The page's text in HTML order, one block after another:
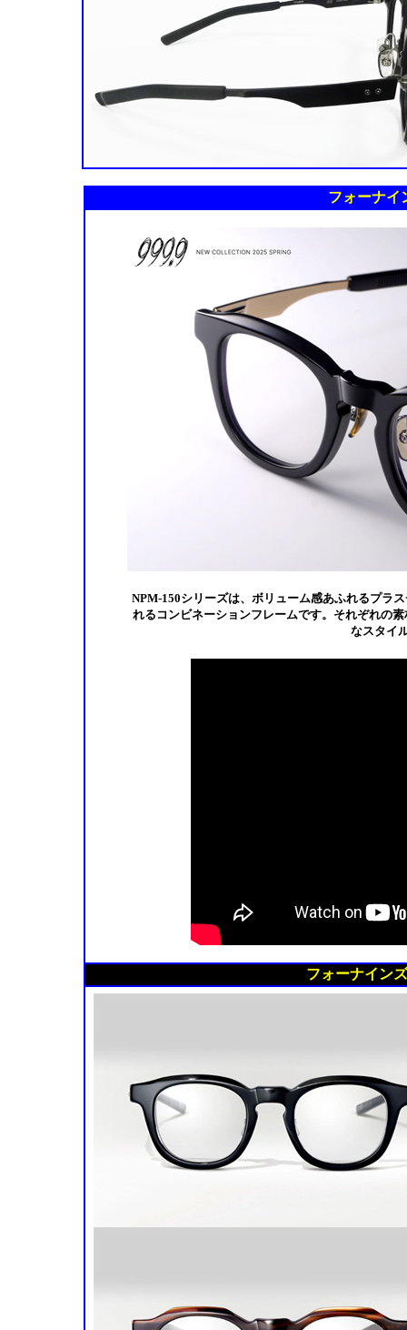
フォーナ
NPM-150シリーズは、ボリューム感あふれるプラ
れるコンビネーションフレームです。それぞれの
なスタイ
フォーナイン